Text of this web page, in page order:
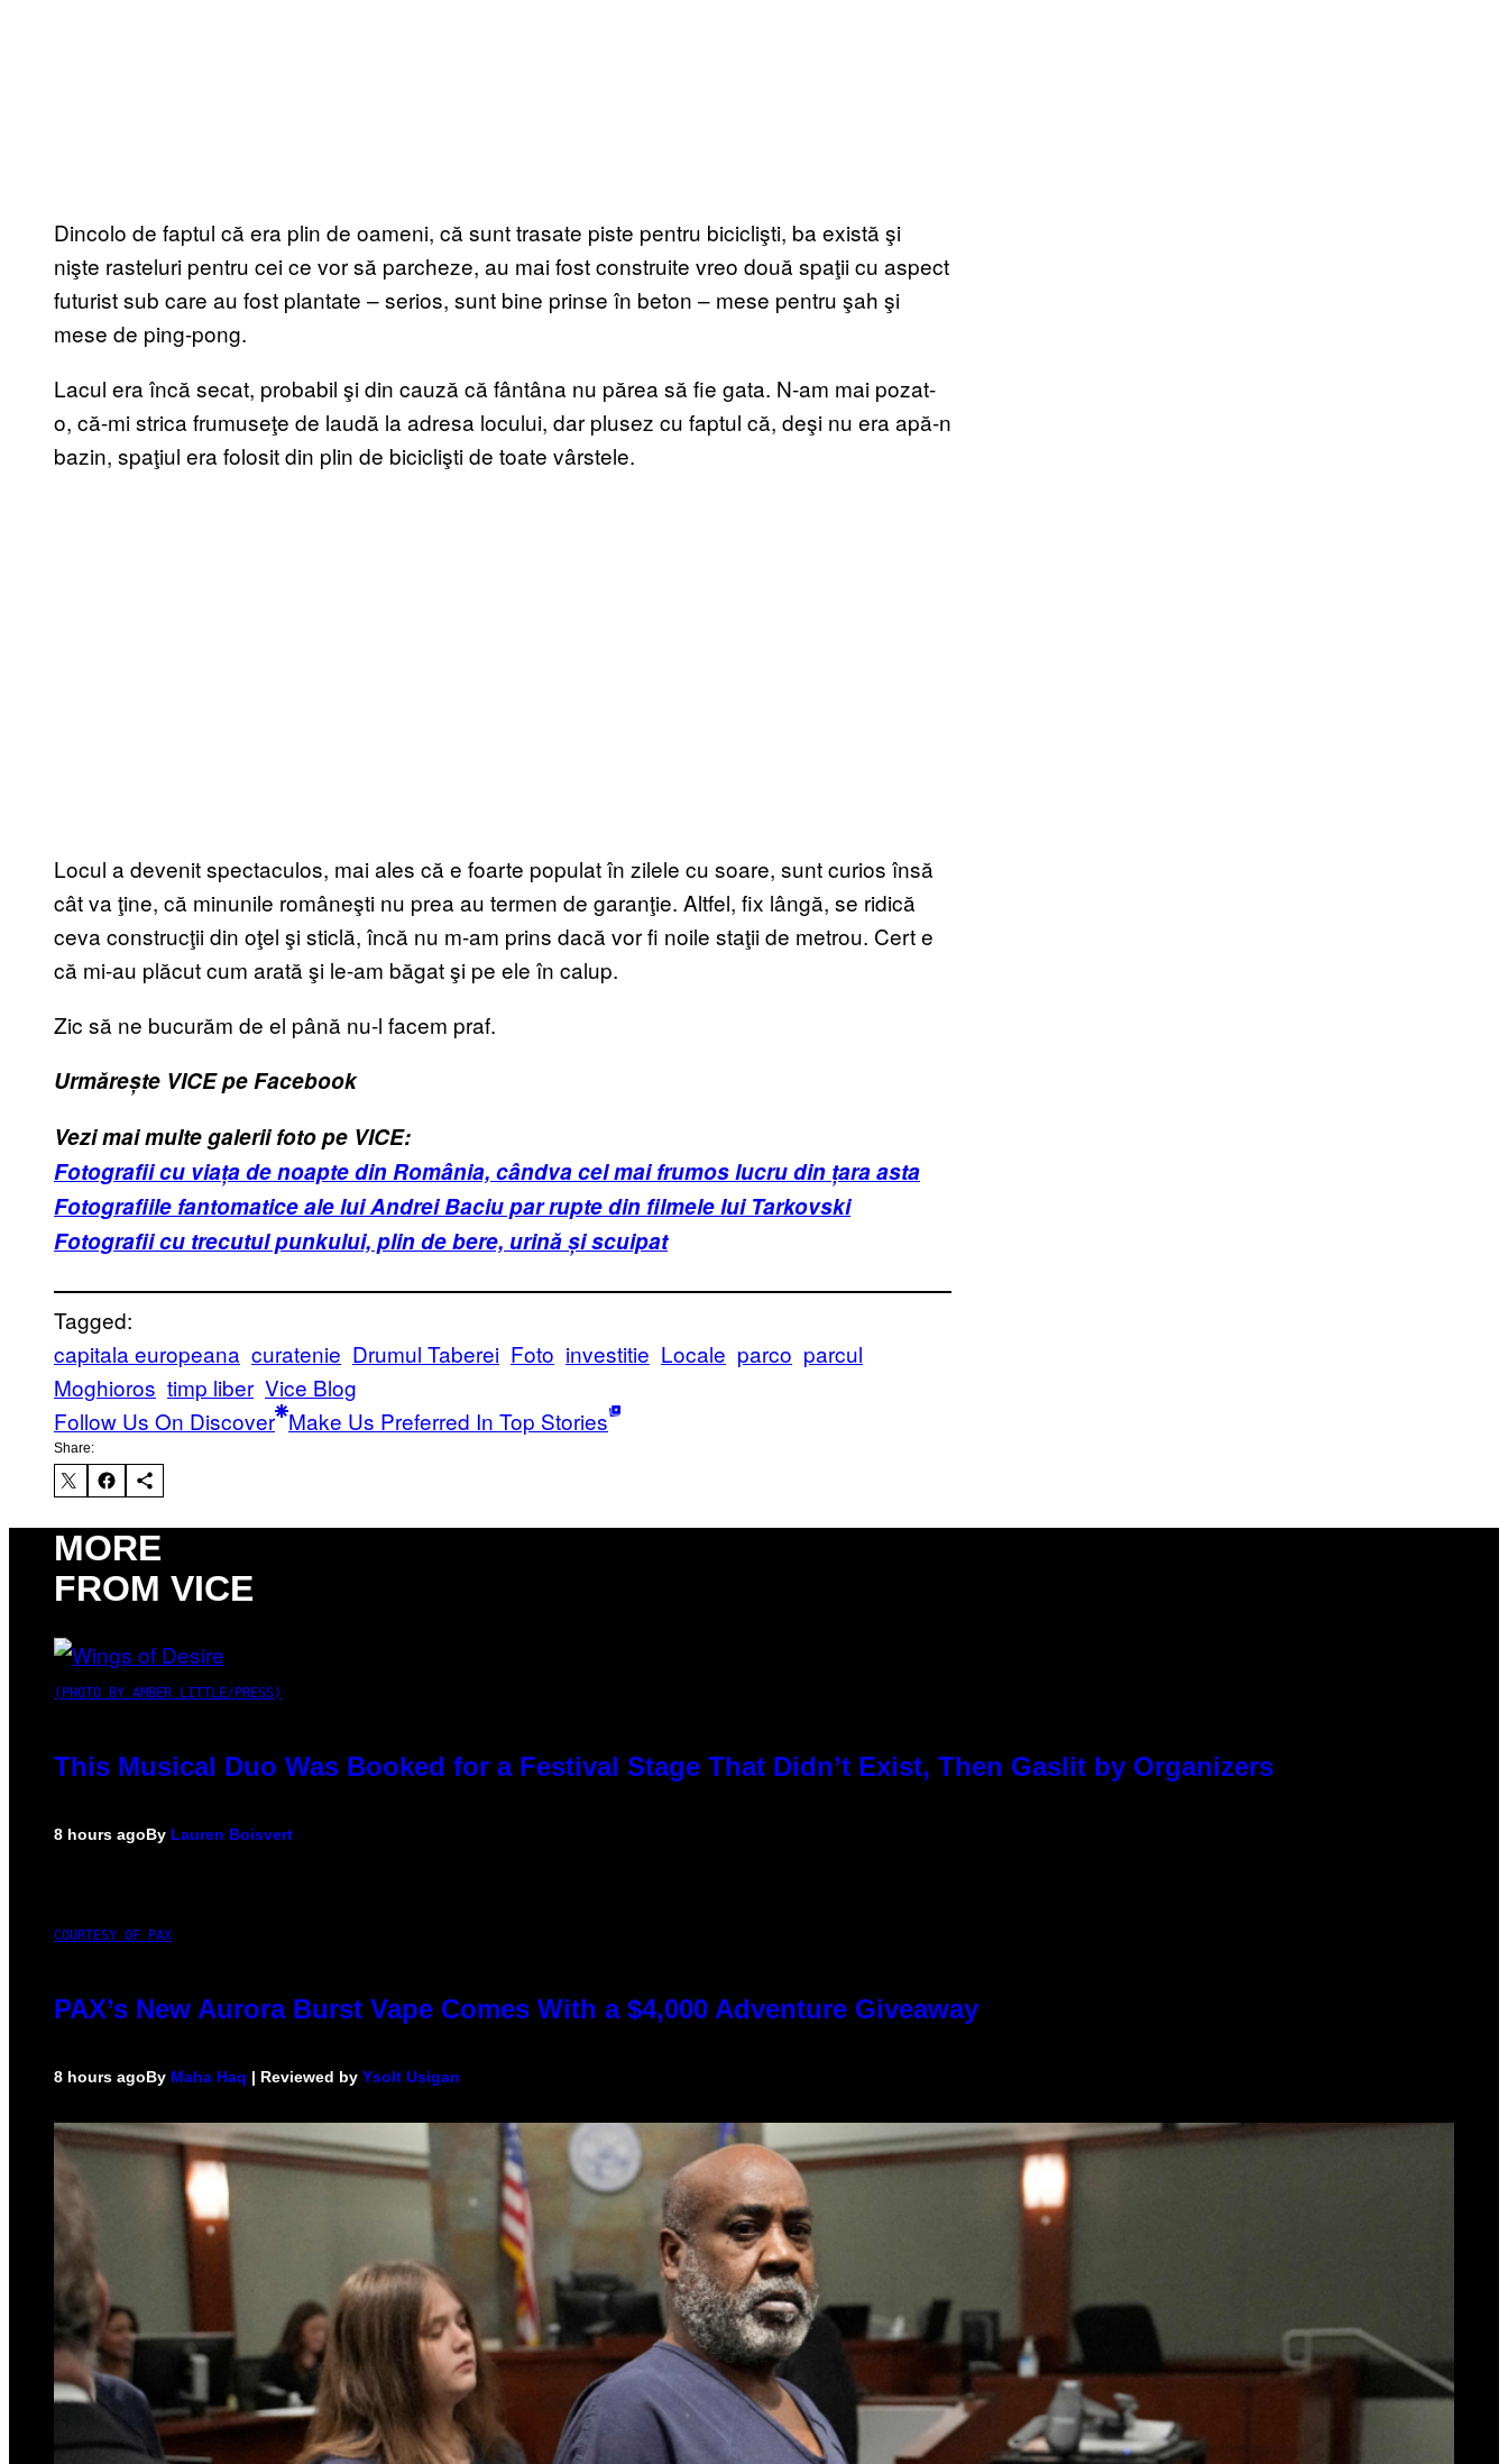
Dincolo de faptul că era plin de oameni, că sunt trasate piste pentru biciclişti, ba există şi
nişte rasteluri pentru cei ce vor să parcheze, au mai fost construite vreo două spaţii cu aspect
futurist sub care au fost plantate – serios, sunt bine prinse în beton – mese pentru şah şi
mese de ping-pong.
Lacul era încă secat, probabil şi din cauză că fântâna nu părea să fie gata. N-am mai pozat-
o, că-mi strica frumuseţe de laudă la adresa locului, dar plusez cu faptul că, deşi nu era apă-n
bazin, spaţiul era folosit din plin de biciclişti de toate vârstele.
Locul a devenit spectaculos, mai ales că e foarte populat în zilele cu soare, sunt curios însă
cât va ţine, că minunile româneşti nu prea au termen de garanţie. Altfel, fix lângă, se ridică
ceva construcţii din oţel şi sticlă, încă nu m-am prins dacă vor fi noile staţii de metrou. Cert e
că mi-au plăcut cum arată şi le-am băgat şi pe ele în calup.
Zic să ne bucurăm de el până nu-l facem praf.
Urmărește VICE pe Facebook
Vezi mai multe galerii foto pe VICE:
Fotografii cu viața de noapte din România, cândva cel mai frumos lucru din țara asta
Fotografiile fantomatice ale lui Andrei Baciu par rupte din filmele lui Tarkovski
Fotografii cu trecutul punkului, plin de bere, urină și scuipat
Tagged:
capitala europeana curatenie Drumul Taberei Foto investitie Locale parco parcul
Moghioros timp liber Vice Blog
Follow Us On Discover Make Us Preferred In Top Stories
Share:
MORE
FROM VICE
(PHOTO BY AMBER LITTLE/PRESS)
This Musical Duo Was Booked for a Festival Stage That Didn’t Exist, Then Gaslit by Organizers
8 hours agoBy Lauren Boisvert
COURTESY OF PAX
PAX’s New Aurora Burst Vape Comes With a $4,000 Adventure Giveaway
8 hours agoBy Maha Haq | Reviewed by Ysolt Usigan